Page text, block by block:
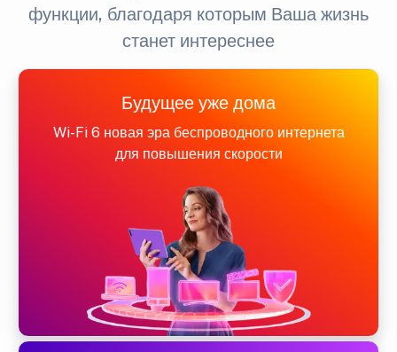
функции, благодаря которым Ваша жизнь
станет интереснее
Будущее уже дома
Wi-Fi 6 новая эра беспроводного интернета
для повышения скорости